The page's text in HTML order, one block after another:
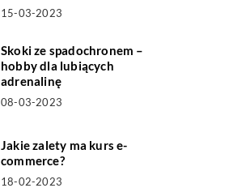
15-03-2023
Skoki ze spadochronem –
hobby dla lubiących
adrenalinę
08-03-2023
Jakie zalety ma kurs e-
commerce?
18-02-2023